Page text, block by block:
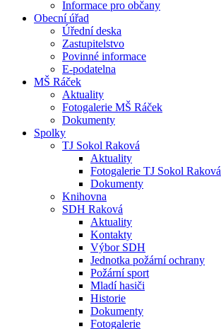
Informace pro občany
Obecní úřad
Úřední deska
Zastupitelstvo
Povinné informace
E-podatelna
MŠ Ráček
Aktuality
Fotogalerie MŠ Ráček
Dokumenty
Spolky
TJ Sokol Raková
Aktuality
Fotogalerie TJ Sokol Raková
Dokumenty
Knihovna
SDH Raková
Aktuality
Kontakty
Výbor SDH
Jednotka požární ochrany
Požární sport
Mladí hasiči
Historie
Dokumenty
Fotogalerie